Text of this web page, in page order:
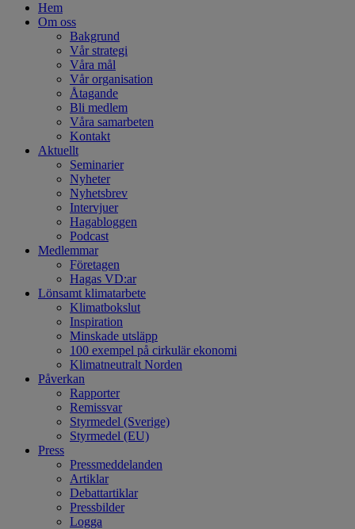
Hem
Om oss
Bakgrund
Vår strategi
Våra mål
Vår organisation
Åtagande
Bli medlem
Våra samarbeten
Kontakt
Aktuellt
Seminarier
Nyheter
Nyhetsbrev
Intervjuer
Hagabloggen
Podcast
Medlemmar
Företagen
Hagas VD:ar
Lönsamt klimatarbete
Klimatbokslut
Inspiration
Minskade utsläpp
100 exempel på cirkulär ekonomi
Klimatneutralt Norden
Påverkan
Rapporter
Remissvar
Styrmedel (Sverige)
Styrmedel (EU)
Press
Pressmeddelanden
Artiklar
Debattartiklar
Pressbilder
Logga